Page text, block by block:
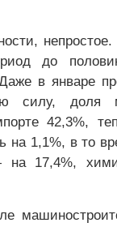
до
в январе
силу, доля
42,3%,
на 1,1%, в то
на 17,4%,